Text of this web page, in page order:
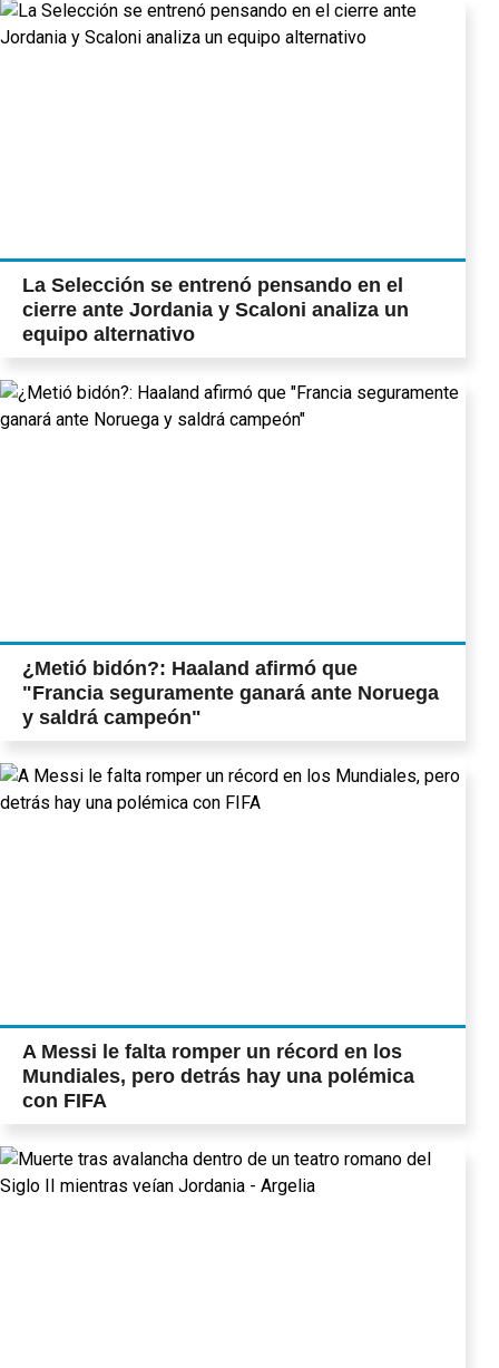
La Selección se entrenó pensando en el
cierre ante Jordania y Scaloni analiza un
equipo alternativo
¿Metió bidón?: Haaland afirmó que
"Francia seguramente ganará ante Noruega
y saldrá campeón"
A Messi le falta romper un récord en los
Mundiales, pero detrás hay una polémica
con FIFA